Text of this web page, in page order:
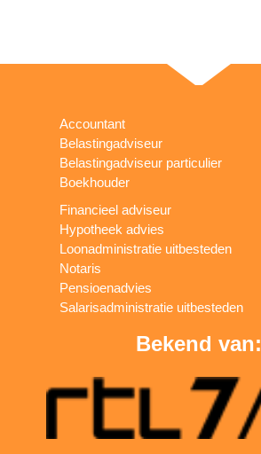
Accountant
Belastingadviseur
Belastingadviseur particulier
Boekhouder
Financieel adviseur
Hypotheek advies
Loonadministratie uitbesteden
Notaris
Pensioenadvies
Salarisadministratie uitbesteden
Bekend van: